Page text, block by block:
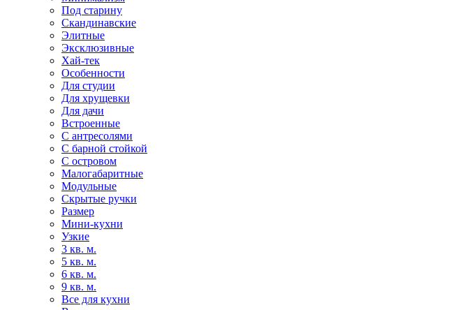
Под старину
Скандинавские
Элитные
Эксклюзивные
Хай-тек
Особенности
Для студии
Для хрущевки
Для дачи
Встроенные
С антресолями
С барной стойкой
С островом
Малогабаритные
Модульные
Скрытые ручки
Размер
Мини-кухни
Узкие
3 кв. м.
5 кв. м.
6 кв. м.
9 кв. м.
Все для кухни